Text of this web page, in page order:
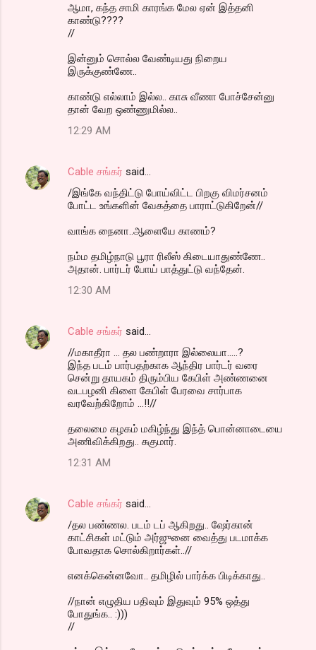
ஆமா, கந்த சாமி காரங்க மேல ஏன் இத்தனி
காண்டு????
//
இன்னும் சொல்ல வேண்டியது நிறைய
இருக்குண்ணே..
காண்டு எல்லாம் இல்ல.. காசு வீணா போச்சேன்னு
தான் வேற ஒண்ணுமில்ல..
12:29 AM
Cable சங்கர் said…
/இங்கே வந்திட்டு போய்விட்ட பிறகு விமர்சனம்
போட்ட உங்களின் வேகத்தை பாராட்டுகிறேன்//
வாங்க நைனா..ஆளையே காணம்?
நம்ம தமிழ்நாடு பூரா ரிலீஸ் கிடையாதுண்ணே..
அதான். பார்டர் போய் பாத்துட்டு வந்தேன்.
12:30 AM
Cable சங்கர் said…
//மகாதீரா ... தல பண்றாரா இல்லையா.....?
இந்த படம் பார்பதற்காக ஆந்திர பார்டர் வரை
சென்று தாயகம் திரும்பிய கேபிள் அண்ணனை
வடபழனி கிளை கேபிள் பேரவை சார்பாக
வரவேற்கிறோம் ...!!//
தலைமை கழகம் மகிழ்ந்து இந்த் பொன்னாடையை
அணிவிக்கிறது.. சுகுமார்.
12:31 AM
Cable சங்கர் said…
/தல பண்ணல. படம் டப் ஆகிறது.. ஷேர்கான்
காட்சிகள் மட்டும் அர்ஜுனை வைத்து படமாக்க
போவதாக சொல்கிறார்கள்..//
எனக்கென்னவோ.. தமிழில் பார்க்க பிடிக்காது..
//நான் எழுதிய பதிவும் இதுவும் 95% ஒத்து
போதுங்க.. :)))
//